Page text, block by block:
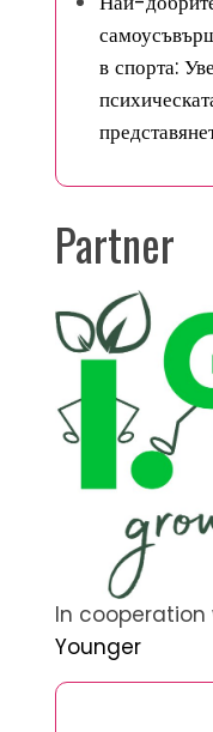
в спорта:
Partner
In cooperation
Younger